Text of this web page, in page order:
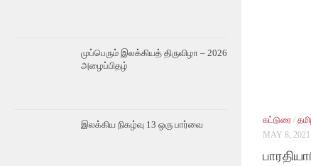
கட்டுரை /
MAY 8, 2021
முப்பெரும் இலக்கியத் திருவிழா – 2026
அழைப்பிதழ்
இலக்கிய நிகழ்வு 13 ஒரு பார்வை